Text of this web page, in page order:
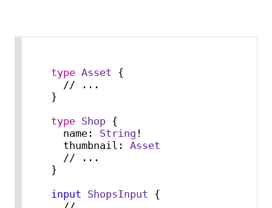
type Asset {
}
type Shop {
  name:
String !
  thumbnail:
Asset
}
input ShopsInput {